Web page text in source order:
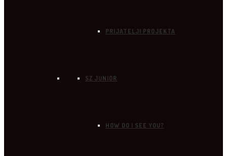
PRIJATELJI PROJEKTA
SZ JUNIOR
HOW DO I SEE YOU?